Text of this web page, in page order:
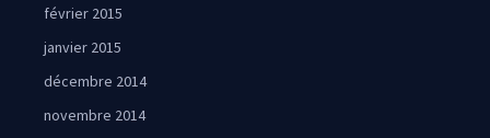
février 2015
janvier 2015
décembre 2014
novembre 2014